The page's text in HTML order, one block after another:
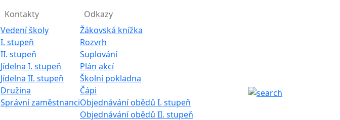
Kontakty
Vedení školy
I. stupeň
II. stupeň
Jídelna I. stupeň
Jídelna II. stupeň
Družina
Správní zaměstnanci
Odkazy
Žákovská knížka
Rozvrh
Suplování
Plán akcí
Školní pokladna
Čápi
Objednávání obědů I. stupeň
Objednávání obědů II. stupeň